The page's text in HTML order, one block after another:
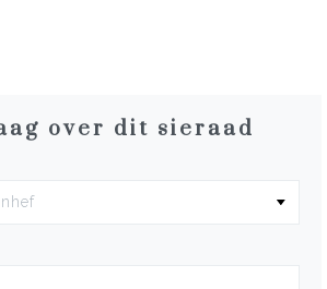
over dit sieraad